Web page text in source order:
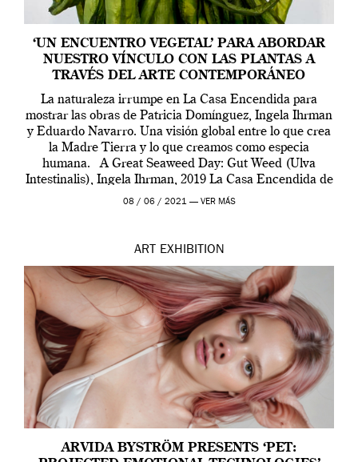
‘UN ENCUENTRO VEGETAL’ PARA ABORDAR
NUESTRO VÍNCULO CON LAS PLANTAS A
TRAVÉS DEL ARTE CONTEMPORÁNEO
La naturaleza irrumpe en La Casa Encendida para
mostrar las obras de Patricia Domínguez, Ingela Ihrman
y Eduardo Navarro. Una visión global entre lo que crea
la Madre Tierra y lo que creamos como especia
humana. A Great Seaweed Day: Gut Weed (Ulva
Intestinalis), Ingela Ihrman, 2019 La Casa Encendida de
Madrid y la Wellcome […]
08 / 06 / 2021 — VER MÁS
ART EXHIBITION
ARVIDA BYSTRÖM PRESENTS ‘PET: